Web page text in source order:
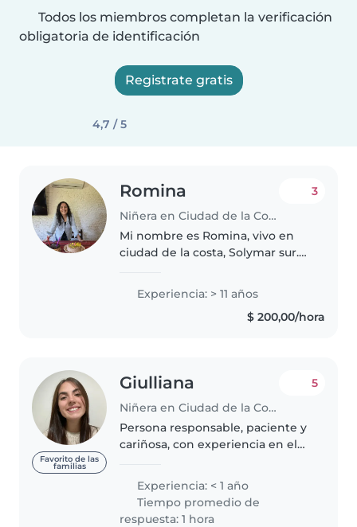
Todos los miembros completan la verificación
obligatoria de identificación
Registrate gratis
4,7 / 5
Romina
Niñera en Ciudad de la Costa
3
Mi nombre es Romina, vivo en
ciudad de la costa, Solymar sur.
no tengo hijos. Mi primer trabajo
como niñera fue a los 16 años.
Trabaje con un bebé desde..
Experiencia: > 11 años
$ 200,00/hora
Favorito de las
familias
Giulliana
Niñera en Ciudad de la Costa
5
Persona responsable, paciente y
cariñosa, con experiencia en el
ambiente seguro y agradable,
fomentar el aprendizaje..
Experiencia: < 1 año
Tiempo promedio de
respuesta: 1 hora